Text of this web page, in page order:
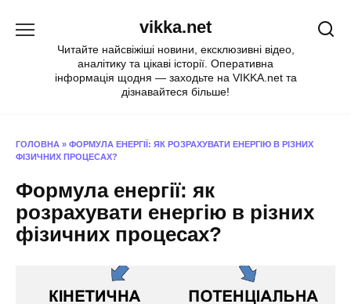
vikka.net
Читайте найсвіжіші новини, ексклюзивні відео,
аналітику та цікаві історії. Оперативна
інформація щодня — заходьте на VIKKA.net та
дізнавайтеся більше!
ГОЛОВНА » ФОРМУЛА ЕНЕРГІЇ: ЯК РОЗРАХУВАТИ ЕНЕРГІЮ В РІЗНИХ
ФІЗИЧНИХ ПРОЦЕСАХ?
Формула енергії: як
розрахувати енергію в різних
фізичних процесах?